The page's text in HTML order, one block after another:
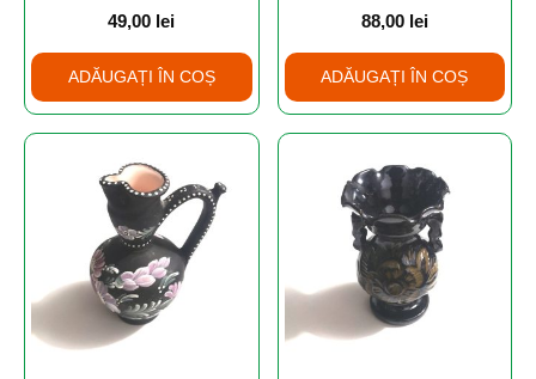
49,00 lei
ADĂUGAȚI ÎN COȘ
88,00 lei
ADĂUGAȚI ÎN COȘ